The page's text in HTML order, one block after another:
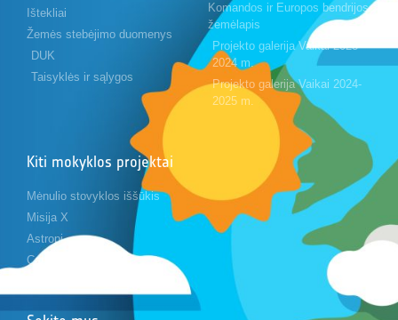
Ištekliai
Žemės stebėjimo duomenys
DUK
Taisyklės ir sąlygos
Komandos ir Europos bendrijos
žemėlapis
Projekto galerija Vaikai 2023-
2024 m.
Projekto galerija Vaikai 2024-
2025 m.
Kiti mokyklos projektai
Mėnulio stovyklos iššūkis
Misija X
Astropi
Cansat